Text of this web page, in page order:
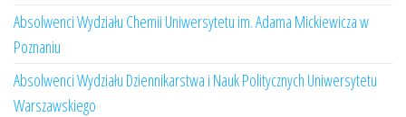
Absolwenci Wydziału Chemii Uniwersytetu im. Adama Mickiewicza w
Poznaniu
Absolwenci Wydziału Dziennikarstwa i Nauk Politycznych Uniwersytetu
Warszawskiego